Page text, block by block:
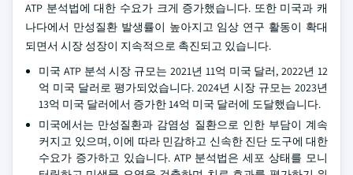
ATP 분석법에 대한 수요가 크게 증가했습니다. 또한 미국과 캐
나다에서 만성질환 발생률이 높아지고 임상 연구 활동이 확대
되면서 시장 성장이 지속적으로 촉진되고 있습니다.
미국 ATP 분석 시장 규모는 2021년 11억 미국 달러, 2022년 12
억 미국 달러로 평가되었습니다. 2024년 시장 규모는 2023년
13억 미국 달러에서 증가한 14억 미국 달러에 도달했습니다.
미국에서는 만성질환과 감염성 질환으로 인한 부담이 계속
커지고 있으며, 이에 따라 민감하고 신속한 진단 도구에 대한
수요가 증가하고 있습니다. ATP 분석법은 세포 상태를 모니